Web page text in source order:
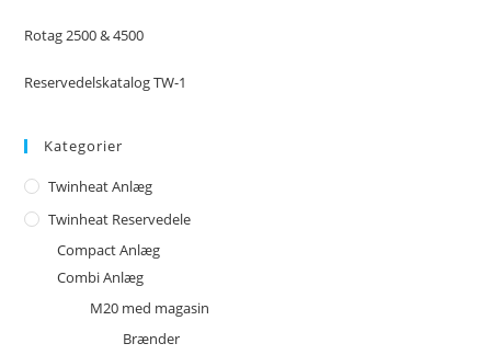
Rotag 2500 & 4500
Reservedelskatalog TW-1
Kategorier
Twinheat Anlæg
Twinheat Reservedele
Compact Anlæg
Combi Anlæg
M20 med magasin
Brænder